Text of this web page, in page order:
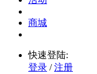
商城
快速登陆:
登录 / 注册